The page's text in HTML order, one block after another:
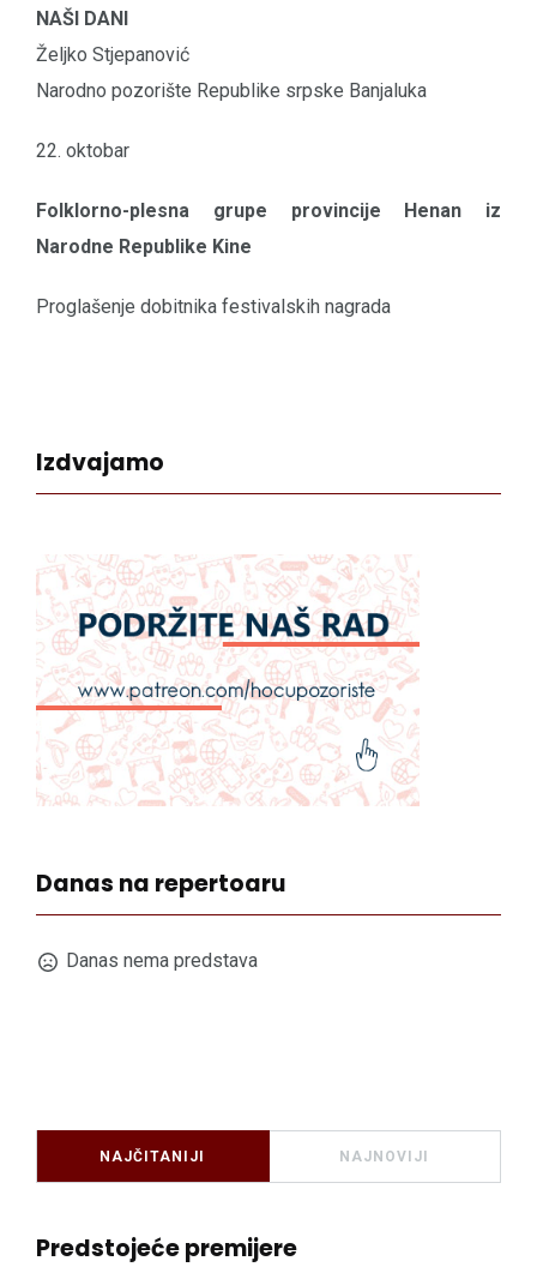
NAŠI DANI
Željko Stjepanović
Narodno pozorište Republike srpske Banjaluka
22. oktobar
Folklorno-plesna grupe provincije Henan iz
Narodne Republike Kine
Proglašenje dobitnika festivalskih nagrada
Izdvajamo
Danas na repertoaru
Danas nema predstava
NAJČITANIJI NAJNOVIJI
Predstojeće premijere